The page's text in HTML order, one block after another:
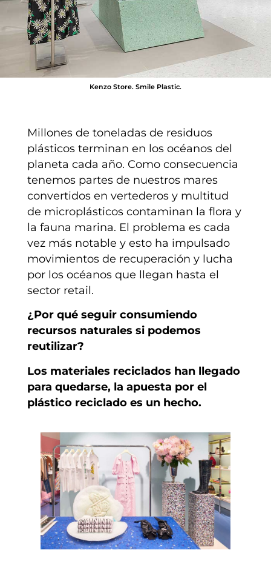
Kenzo Store. Smile Plastic.
Millones de toneladas de residuos
plásticos terminan en los océanos del
planeta cada año. Como consecuencia
tenemos partes de nuestros mares
convertidos en vertederos y multitud
de microplásticos contaminan la flora y
la fauna marina. El problema es cada
vez más notable y esto ha impulsado
movimientos de recuperación y lucha
por los océanos que llegan hasta el
sector retail.
¿Por qué seguir consumiendo
recursos naturales si podemos
reutilizar?
Los materiales reciclados han llegado
para quedarse, la apuesta por el
plástico reciclado es un hecho.